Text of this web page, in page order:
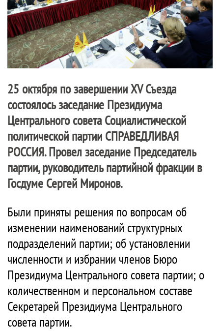
25 октября по завершении XV Съезда
состоялось заседание Президиума
Центрального совета Социалистической
политической партии СПРАВЕДЛИВАЯ
РОССИЯ. Провел заседание Председатель
партии, руководитель партийной фракции в
Госдуме Сергей Миронов.
Были приняты решения по вопросам об
изменении наименований структурных
подразделений партии; об установлении
численности и избрании членов Бюро
Президиума Центрального совета партии; о
количественном и персональном составе
Секретарей Президиума Центрального
совета партии.